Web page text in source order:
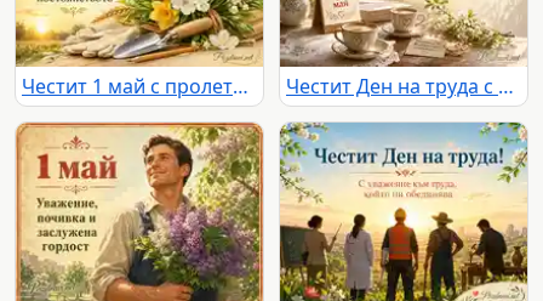
Честит 1 май с пролетен букет, житни класове и символи на труда Честит Ден на труда с пролетни цветя, кафе и благодарност